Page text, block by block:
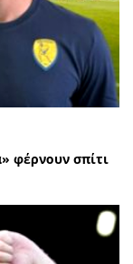
φέρνουν σπίτι